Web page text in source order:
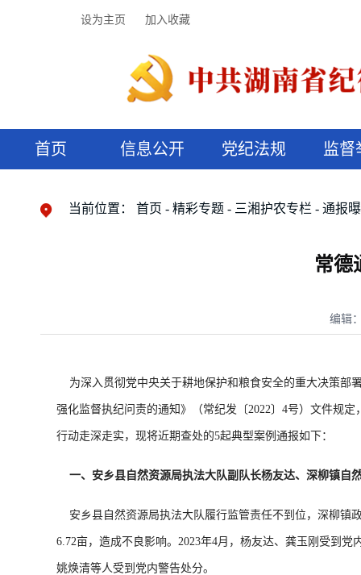
设为主页 加入收藏
首页 信息公开 党纪法规 监督
当前位置： 首页 精彩专题 三湘护农专栏 通报
常德
编辑
为深入贯彻党中央关于耕地保护和粮食安全的重大决策部
强化监督执纪问责的通知》（常纪发〔2022〕4号）文件规
行动走深走实，现将近期查处的5起典型案例通报如下：
一、安乡县自然资源局执法大队副队长杨友达、深柳镇自
安乡县自然资源局执法大队履行监管责任不到位，深柳镇
6.72亩，造成不良影响。2023年4月，杨友达、龚玉刚受到
姚焕清等人受到党内警告处分。